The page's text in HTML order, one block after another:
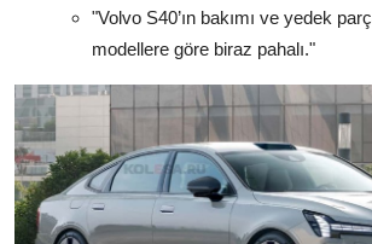
"Volvo S40’ın bakımı ve yedek
modellere göre biraz pahalı."